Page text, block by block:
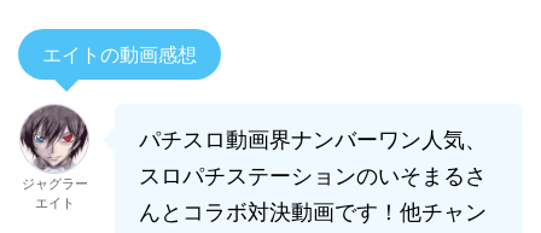
エイトの動画感想
ジャグラー
エイト
パチスロ動画界ナンバーワン人気、
スロパチステーションのいそまるさ
んとコラボ対決動画です！他チャン